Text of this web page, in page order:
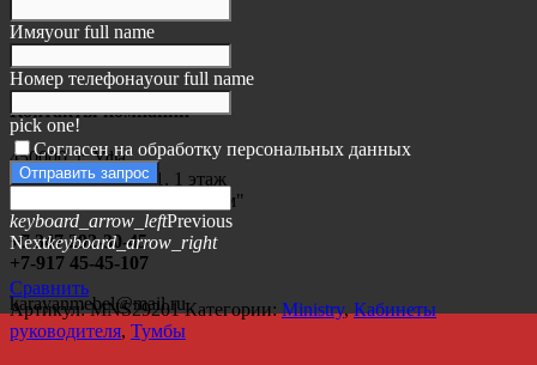
Контакты компании
450000, г. Уфа,
ул. Менделеева, 21, 1 этаж
Мебельный центр "Аркаим"
+7 347 292-30-45
+7-917 45-45-107
karavanmebel@mail.ru
Имяyour full name
Номер телефонаyour full name
pick one!
Согласен на обработку персональных данных
Отправить запрос
keyboard_arrow_leftPrevious
Nextkeyboard_arrow_right
Сравнить
Артикул:MNS29201 Категории:Ministry, Кабинеты
руководителя, Тумбы